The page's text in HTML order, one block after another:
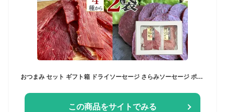
おつまみ セット ギフト箱 ドライソーセージ さらみソーセージ ポークジャーキー 牛タンジャーキー [箱入 4種から選べるおつまみ2点セット BY3] 熨斗対応 山形県 楯岡ハム サラミ 手土産 プレゼント メール便 YP 送料無料
この商品をサイトでみる